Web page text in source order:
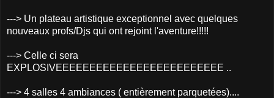
---> Un plateau artistique exceptionnel avec quelques
nouveaux profs/Djs qui ont rejoint l'aventure!!!!!
---> Celle ci sera
EXPLOSIVEEEEEEEEEEEEEEEEEEEEEEEEE ..
---> 4 salles 4 ambiances ( entièrement parquetées)....